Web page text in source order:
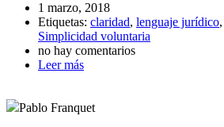
1 marzo, 2018
Etiquetas: claridad, lenguaje jurídico,
Simplicidad voluntaria
no hay comentarios
Leer más
Pablo Franquet